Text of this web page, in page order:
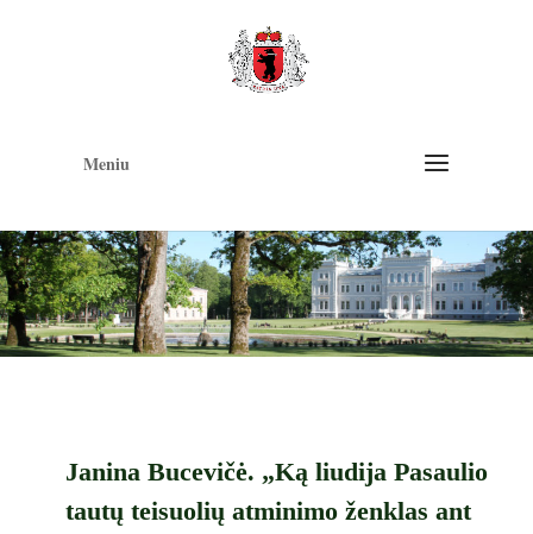
Meniu
Janina Bucevičė. „Ką liudija Pasaulio
tautų teisuolių atminimo ženklas ant